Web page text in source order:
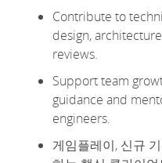
Contribute to
design,
reviews.
Support team
guidance and
engineers.
게임플레이, 신규